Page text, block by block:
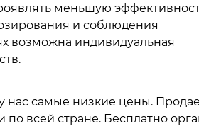
меньшую
и соблюдения
возможна индивидуальная
нас самые низкие цены.
всей стране. Бесплатно